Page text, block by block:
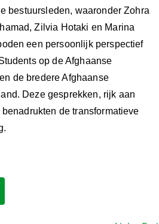
bestuursleden, waaronder Zohra
Zilvia Hotaki en Marina
een persoonlijk perspectief
op de Afghaanse
de bredere Afghaanse
Deze gesprekken, rijk aan
de transformatieve